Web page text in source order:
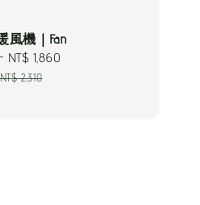
風機｜Fan
NT$ 1,860
NT$ 2,310